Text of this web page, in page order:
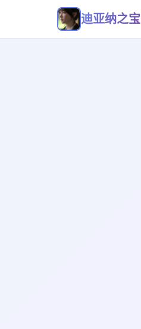
迪亚纳之宝